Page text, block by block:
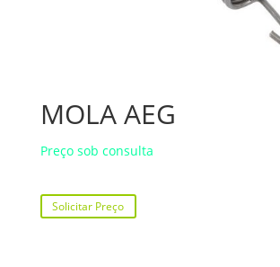
MOLA AEG
Preço sob consulta
Solicitar Preço